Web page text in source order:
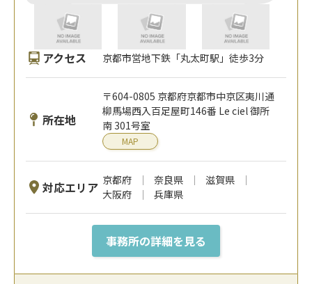
アクセス 京都市営地下鉄「丸太町駅」徒歩3分
所在地
〒604-0805 京都府京都市中京区夷川通
柳馬場西入百足屋町146番 Le ciel 御所
南 301号室
MAP
対応エリア 京都府 奈良県
滋賀県
大阪府
兵庫県
事務所の詳細を見る